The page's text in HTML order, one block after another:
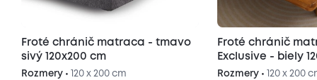
Froté chránič matraca - tmavo
sivý 120x200 cm
Rozmery • 120 x 200 cm
Froté chránič
Exclusive - biely
Rozmery • 120 x 200